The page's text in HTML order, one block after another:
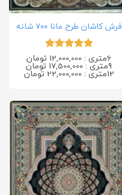
فرش کاشان طرح مانا ۷۰۰ شانه
امتیاز5از
5
6متری : 12,000,000 تومان
9متری : 17,500,000 تومان
12متری : 22,000,000 تومان